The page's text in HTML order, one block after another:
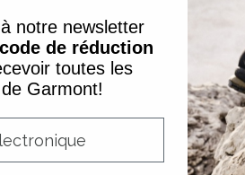
notre newsletter
code de réduction
toutes les
Garmont!